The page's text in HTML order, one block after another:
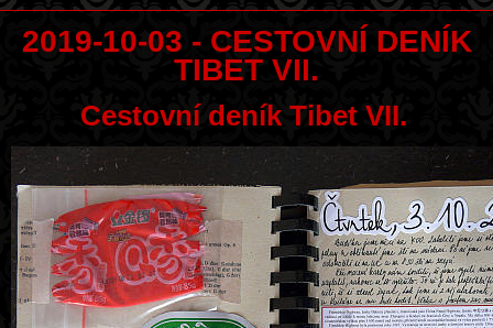
2019-10-03 - CESTOVNÍ DENÍK
TIBET VII.
Cestovní deník Tibet VII.